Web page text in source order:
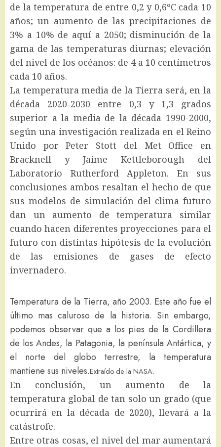
de la temperatura de entre 0,2 y 0,6ºC cada 10
años; un aumento de las precipitaciones de
3% a 10% de aquí a 2050; disminución de la
gama de las temperaturas diurnas; elevación
del nivel de los océanos: de 4 a 10 centímetros
cada 10 años.
La temperatura media de la Tierra será, en la
década 2020-2030 entre 0,3 y 1,3 grados
superior a la media de la década 1990-2000,
según una investigación realizada en el Reino
Unido por Peter Stott del Met Office en
Bracknell y Jaime Kettleborough del
Laboratorio Rutherford Appleton. En sus
conclusiones ambos resaltan el hecho de que
sus modelos de simulación del clima futuro
dan un aumento de temperatura similar
cuando hacen diferentes proyecciones para el
futuro con distintas hipótesis de la evolución
de las emisiones de gases de efecto
invernadero.
Temperatura de la Tierra, año 2003. Este año fue el
último mas caluroso de la historia. Sin embargo,
podemos observar que a los pies de la Cordillera
de los Andes, la Patagonia, la península Antártica, y
el norte del globo terrestre, la temperatura
mantiene sus niveles.Extraído de la NASA.
En conclusión, un aumento de la
temperatura global de tan solo un grado (que
ocurrirá en la década de 2020), llevará a la
catástrofe.
Entre otras cosas, el nivel del mar aumentará